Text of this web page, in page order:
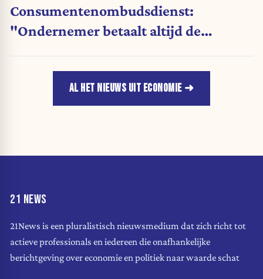
Consumentenombudsdienst:
"Ondernemer betaalt altijd de
AL HET NIEUWS UIT ECONOMIE
21 NEWS
21News is een pluralistisch nieuwsmedium dat zich richt tot
actieve professionals en iedereen die onafhankelijke
berichtgeving over economie en politiek naar waarde schat